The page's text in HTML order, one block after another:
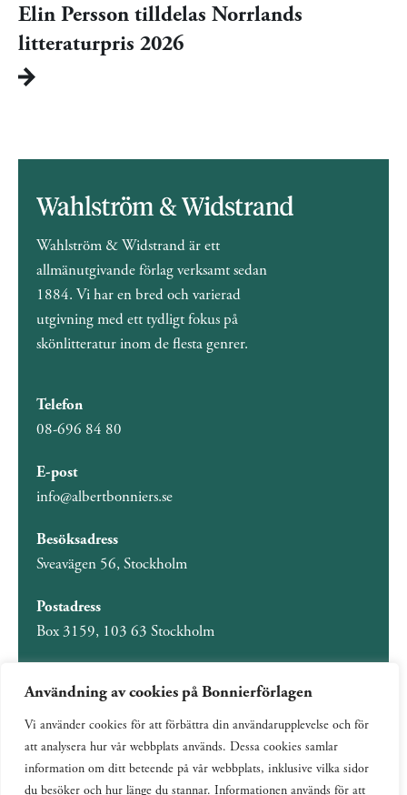
Användning av cookies på Bonnierförlagen
Vi använder cookies för att förbättra din användarupplevelse och för
att analysera hur vår webbplats används. Dessa cookies samlar
information om ditt beteende på vår webbplats, inklusive vilka sidor
du besöker och hur länge du stannar. Informationen används för att
Elin Persson tilldelas Norrlands
litteraturpris 2026
Wahlström & Widstrand är ett
allmänutgivande förlag verksamt sedan
1884. Vi har en bred och varierad
utgivning med ett tydligt fokus på
skönlitteratur inom de flesta genrer.
Telefon
08-696 84 80
E-post
info@albertbonniers.se
Besöksadress
Sveavägen 56, Stockholm
Postadress
Box 3159, 103 63 Stockholm
Om Bonnierförlagen
Cookies